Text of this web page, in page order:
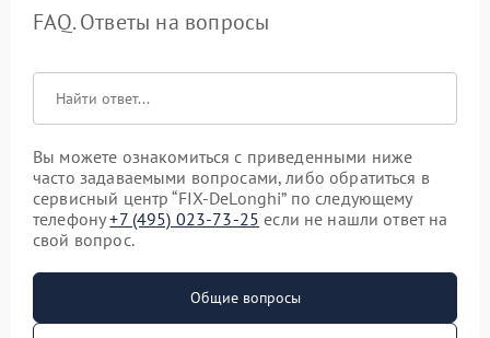
FAQ. Ответы на вопросы
Вы можете ознакомиться с приведенными ниже
часто задаваемыми вопросами, либо обратиться в
сервисный центр “FIX-DeLonghi” по следующему
телефону+7 (495) 023-73-25 если не нашли ответ на
свой вопрос.
Общие вопросы